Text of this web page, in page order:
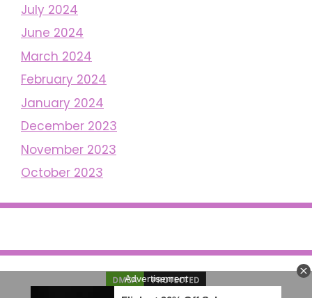
July 2024
June 2024
March 2024
February 2024
January 2024
December 2023
November 2023
October 2023